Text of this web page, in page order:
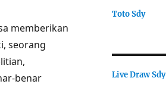
memberikan
seorang
benar
Toto Sdy
Live Draw Sdy